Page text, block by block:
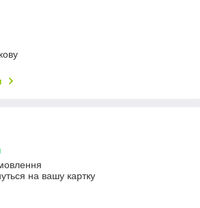
на вашу картку